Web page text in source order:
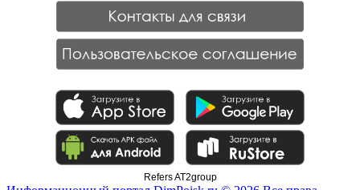
Refers AT2group